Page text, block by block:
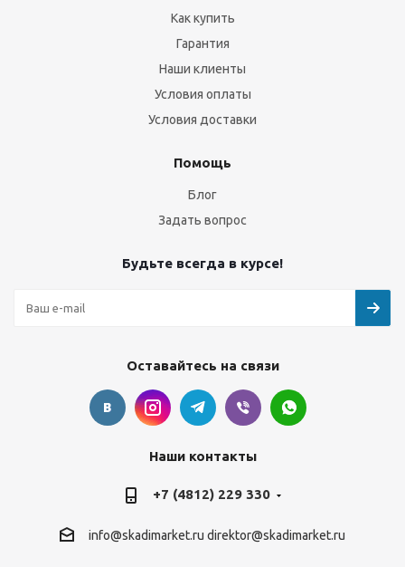
Как купить
Гарантия
Наши клиенты
Условия оплаты
Условия доставки
Помощь
Блог
Задать вопрос
Будьте всегда в курсе!
Оставайтесь на связи
Наши контакты
+7 (4812) 229 330
info@skadimarket.ru direktor@skadimarket.ru